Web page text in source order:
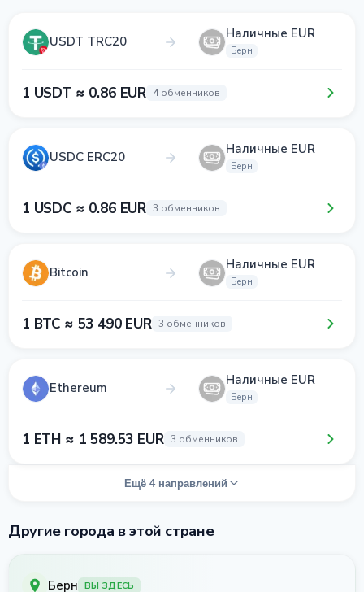
USDT TRC20 Наличные EUR
Берн
1 USDT ≈ 0.86 EUR 4 обменников
USDC ERC20 Наличные EUR
Берн
1 USDC ≈ 0.86 EUR 3 обменников
Bitcoin Наличные EUR
Берн
1 BTC ≈ 53 490 EUR 3 обменников
Ethereum Наличные EUR
Берн
1 ETH ≈ 1 589.53 EUR 3 обменников
Ещё 4 направлений
Другие города в этой стране
Берн ВЫ ЗДЕСЬ